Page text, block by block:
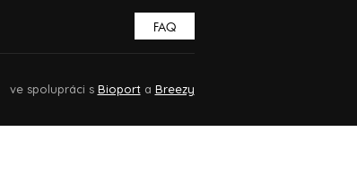
FAQ
ve spolupráci s Bioporta Breezy